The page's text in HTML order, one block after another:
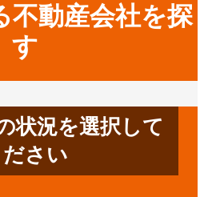
不動産会社を探
す
状況を選択して
ださい